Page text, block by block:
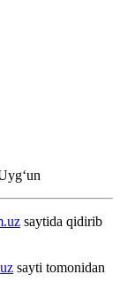
saytida qidirib
sayti tomonidan